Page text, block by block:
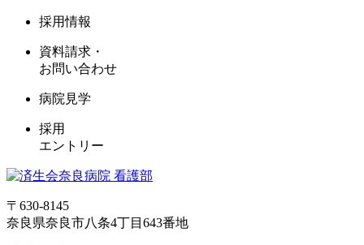
採用情報
資料請求・
お問い合わせ
病院見学
採用
エントリー
〒630-8145
奈良県奈良市八条4丁目643番地